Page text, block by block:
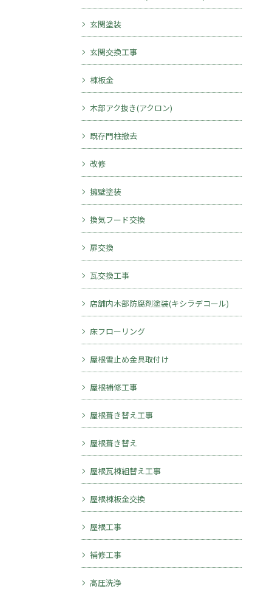
玄関塗装
玄関交換工事
棟板金
木部アク抜き(アクロン)
既存門柱撤去
改修
擁壁塗装
換気フード交換
扉交換
瓦交換工事
店舗内木部防腐剤塗装(キシラデコール)
床フローリング
屋根雪止め金具取付け
屋根補修工事
屋根葺き替え工事
屋根葺き替え
屋根瓦棟組替え工事
屋根棟板金交換
屋根工事
補修工事
高圧洗浄